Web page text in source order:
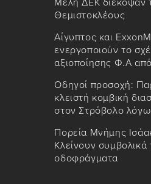
Μέλη ΔΕΚ διέκοψαν
Θεμιστοκλέους
Αίγυπτος και
ενεργοποιούν το
αξιοποίησης Φ.Α
Οδηγοί προσοχή:
κλειστή κομβική
στον Στρόβολο
Πορεία Μνήμης
Κλείνουν συμβολικά
οδοφράγματα